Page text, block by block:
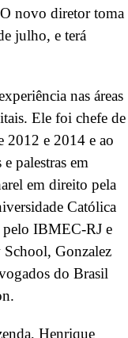
novo diretor toma
julho, e terá
nas áreas
Ele foi chefe de
2012 e 2014 e ao
palestras em
em direito pela
Católica
pelo IBMEC-RJ e
Gonzalez
do Brasil
Henrique